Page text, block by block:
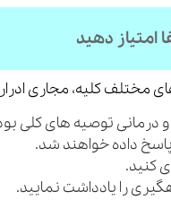
دهید
مختلف کلیه، مجاری